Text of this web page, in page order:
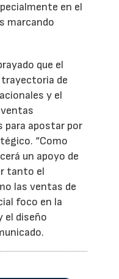
en el
marcando
que el
trayectoria de
y el
para apostar por
“Como
un apoyo de
tanto el
las ventas de
foco en la
el diseño